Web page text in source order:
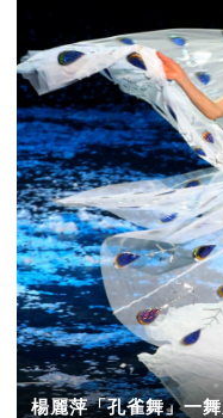
楊麗萍「孔雀舞」一